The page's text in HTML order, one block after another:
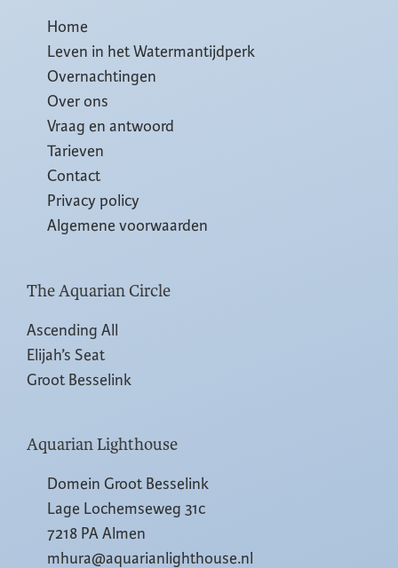
Home
Leven in het Watermantijdperk
Overnachtingen
Over ons
Vraag en antwoord
Tarieven
Contact
Privacy policy
Algemene voorwaarden
The Aquarian Circle
Ascending All
Elijah’s Seat
Groot Besselink
Aquarian Lighthouse
Domein Groot Besselink
Lage Lochemseweg 31c
7218 PA Almen
mhura@aquarianlighthouse.nl